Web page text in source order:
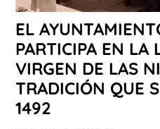
EL
PARTICIPA EN LA
VIRGEN DE LAS
TRADICIÓN QUE
1492